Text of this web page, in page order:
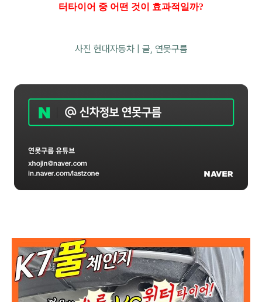
터타이어 중 어떤 것이 효과적일까?
사진 현대자동차 | 글, 연못구름